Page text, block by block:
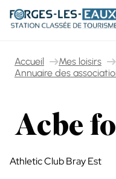
Accueil Mes loisirs
Annuaire des
Acbe
Athletic Club Bray Est
Panneau de gestion des